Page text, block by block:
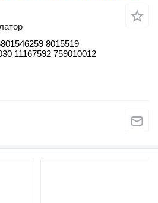
8015519
11167592 759010012